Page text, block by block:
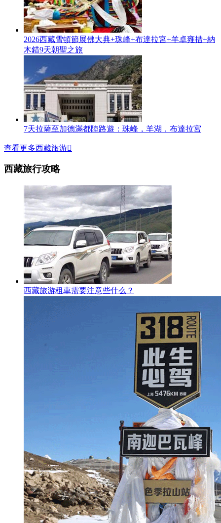
2026西藏雪頓節展佛大典+珠峰+布達拉宮+羊卓雍措+納
木錯9天朝聖之旅
7天拉薩至加德滿都陸路遊：珠峰，羊湖，布達拉宮
查看更多西藏旅游
西藏旅行攻略
西藏旅游租車需要注意些什么？